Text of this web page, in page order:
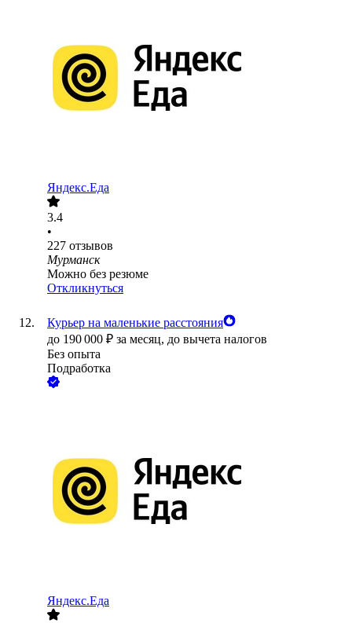
Яндекс.Еда
3.4
•
227 отзывов
Мурманск
Можно без резюме
Откликнуться
Курьер на маленькие расстояния
до 190 000 ₽ за месяц, до вычета налогов
Без опыта
Подработка
Яндекс.Еда